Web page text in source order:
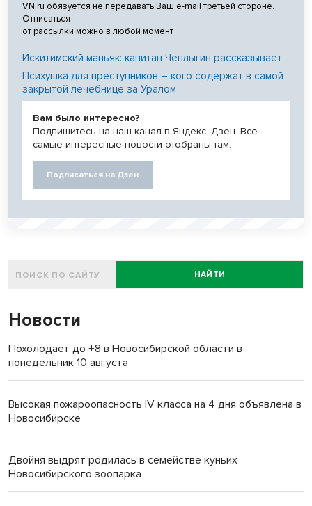
VN.ru обязуется не передавать Ваш e-mail третьей стороне.
Отписаться
от рассылки можно в любой момент
Искитимский маньяк: капитан Чеплыгин рассказывает
Психушка для преступников – кого содержат в самой
закрытой лечебнице за Уралом
Вам было интересно?
Подпишитесь на наш канал в Яндекс. Дзен. Все
самые интересные новости отобраны там.
Подписаться на Дзен
НАЙТИ
Новости
Похолодает до +8 в Новосибирской области в
понедельник 10 августа
Высокая пожароопасность IV класса на 4 дня объявлена в
Новосибирске
Двойня выдрят родилась в семействе куньих
Новосибирского зоопарка